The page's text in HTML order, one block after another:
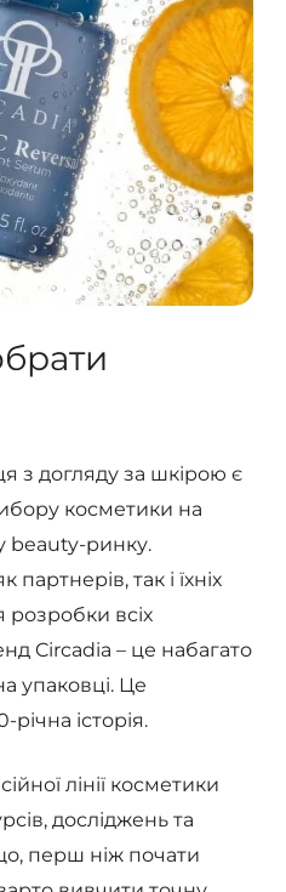
з догляду за шкірою є
косметики на
beauty-ринку.
так і їхніх
розробки всіх
Circadia – це набагато
упаковці. Це
історія.
лінії косметики
досліджень та
перш ніж почати